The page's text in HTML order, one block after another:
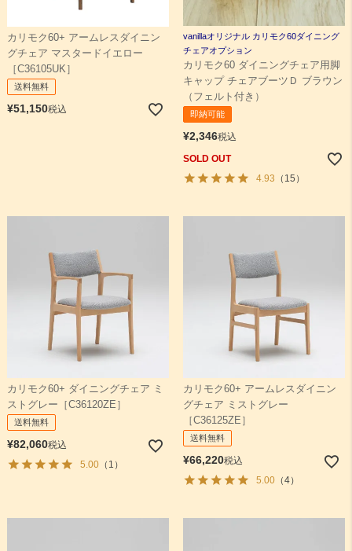
カリモク60+ アームレスダイニン
グチェア マスタードイエロー
［C36105UK］
送料無料
¥51,150税込
vanillaオリジナル カリモク60ダイニング
チェアオプション
カリモク60 ダイニングチェア用脚
キャップ チェアブーツＤ ブラウン
（フェルト付き）
即納可能
¥2,346税込
SOLD OUT
4.93 （15）
カリモク60+ ダイニングチェア ミ
ストグレー［C36120ZE］
送料無料
¥82,060税込
5.00（1）
カリモク60+ アームレスダイニン
グチェア ミストグレー
［C36125ZE］
送料無料
¥66,220税込
5.00（4）